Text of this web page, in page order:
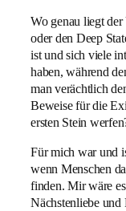
Wo genau liegt
oder den Deep
ist und sich viele
haben, während
man verächtlich
Beweise für die
ersten Stein
Für mich war und
wenn Menschen
finden. Mir wäre
Nächstenliebe und